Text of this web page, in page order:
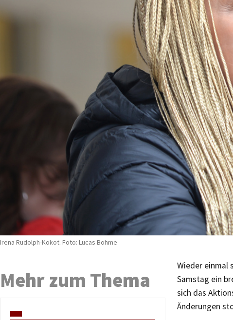
Irena Rudolph-Kokot. Foto: Lucas Böhme
Wieder einmal
Samstag ein
sich das
Änderungen
Mehr zum Thema